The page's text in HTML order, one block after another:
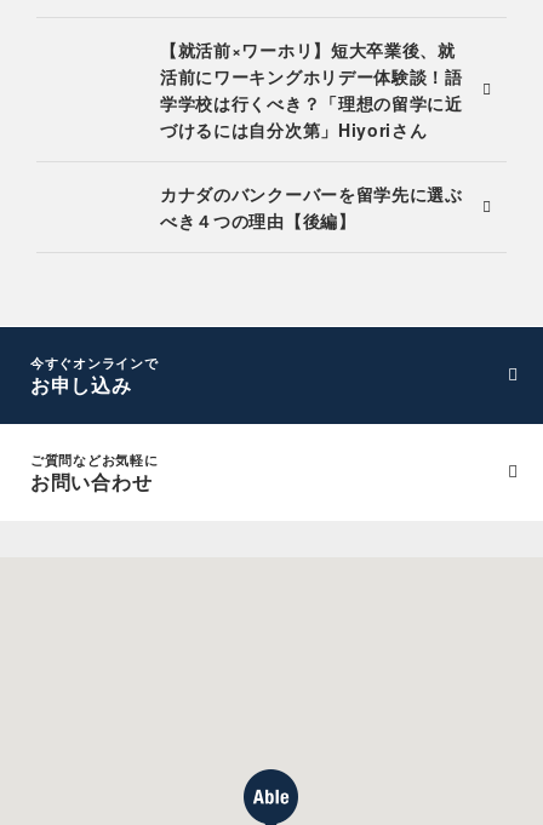
【就活前×ワーホリ】短大卒業後、就
活前にワーキングホリデー体験談！語
学学校は行くべき？「理想の留学に近
づけるには自分次第」Hiyoriさん
カナダのバンクーバーを留学先に選ぶ
べき４つの理由【後編】
今すぐオンラインで
お申し込み
ご質問などお気軽に
お問い合わせ